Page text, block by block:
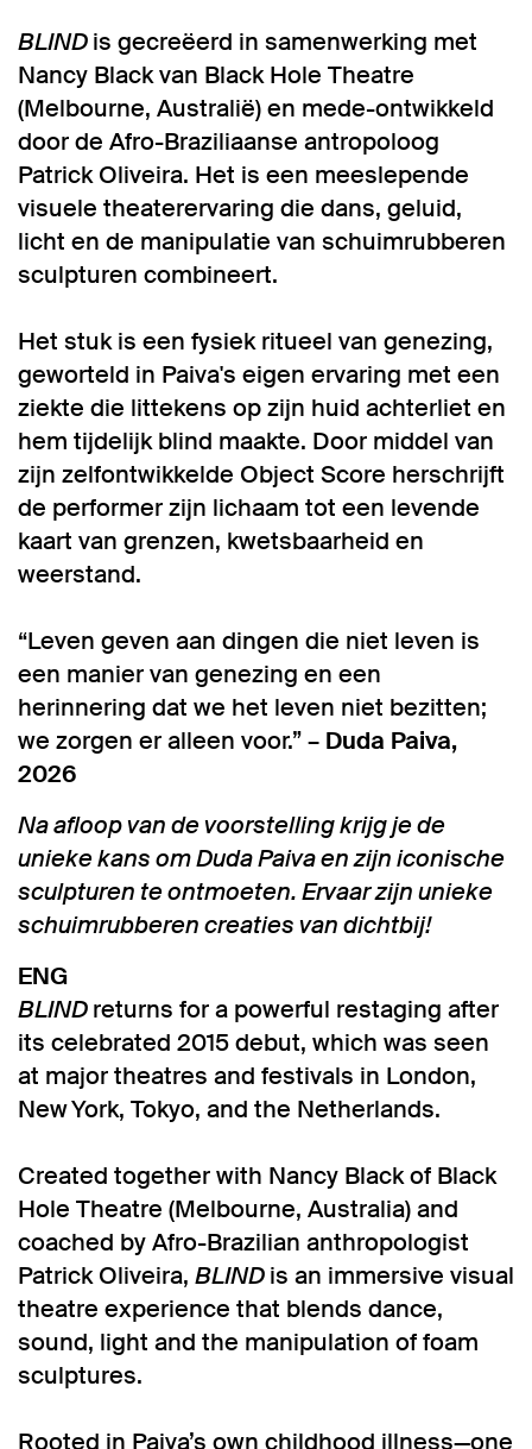
BLINDis gecreëerd in samenwerking met
Nancy Black van Black Hole Theatre
(Melbourne, Australië) en mede-ontwikkeld
door de Afro-Braziliaanse antropoloog
Patrick Oliveira. Het is een meeslepende
visuele theaterervaring die dans, geluid,
licht en de manipulatie van schuimrubberen
sculpturen combineert.
Het stuk is een fysiek ritueel van genezing,
geworteld in Paiva's eigen ervaring met een
ziekte die littekens op zijn huid achterliet en
hem tijdelijk blind maakte. Door middel van
zijn zelfontwikkelde Object Score herschrijft
de performer zijn lichaam tot een levende
kaart van grenzen, kwetsbaarheid en
weerstand.
“Leven geven aan dingen die niet leven is
een manier van genezing en een
herinnering dat we het leven niet bezitten;
we zorgen er alleen voor.” – Duda Paiva,
2026
Na afloop van de voorstelling krijg je de
unieke kans om Duda Paiva en zijn iconische
sculpturen te ontmoeten. Ervaar zijn unieke
schuimrubberen creaties van dichtbij!
ENG
BLINDreturns for a powerful restaging after
its celebrated 2015 debut, which was seen
at major theatres and festivals in London,
New York, Tokyo, and the Netherlands.
Created together with Nancy Black of Black
Hole Theatre (Melbourne, Australia) and
coached by Afro-Brazilian anthropologist
Patrick Oliveira, BLINDis an immersive visual
theatre experience that blends dance,
sound, light and the manipulation of foam
sculptures.
Rooted in Paiva’s own childhood illness—one